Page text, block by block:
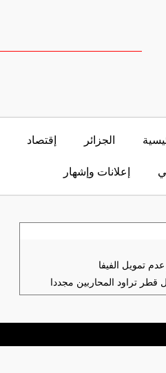
الجزائر إقتصاد
إعلانات وإشهار
عدم تمويل الفيفا
قطر تراود المحاربين مجددا